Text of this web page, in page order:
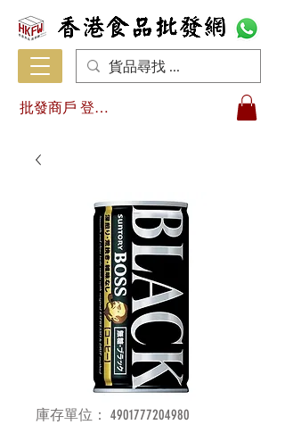
批發商戶 登入/註冊
庫存單位： 4901777204980